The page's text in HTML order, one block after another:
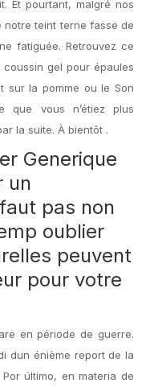
Et pourtant, malgré nos
notre teint terne fasse de
fatiguée. Retrouvez ce
gel pour épaules
sur la pomme ou le Son
que vous n’étiez plus
la suite. À bientôt .
Generique
un
pas non
oublier
peuvent
pour votre
en période de guerre.
dun énième report de la
último, en materia de